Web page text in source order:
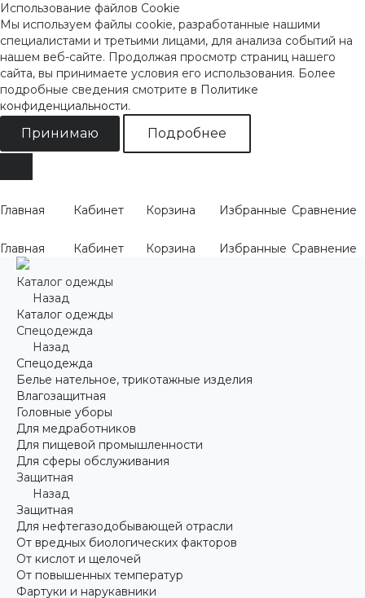
Использование файлов Cookie
Мы используем файлы cookie, разработанные нашими
специалистами и третьими лицами, для анализа событий на
нашем веб-сайте. Продолжая просмотр страниц нашего
сайта, вы принимаете условия его использования. Более
подробные сведения смотрите в Политике
конфиденциальности.
Принимаю Подробнее
Главная Кабинет Корзина Избранные Сравнение
Главная Кабинет Корзина Избранные Сравнение
Каталог одежды
Назад
Каталог одежды
Спецодежда
Назад
Спецодежда
Белье нательное, трикотажные изделия
Влагозащитная
Головные уборы
Для медработников
Для пищевой промышленности
Для сферы обслуживания
Защитная
Назад
Защитная
Для нефтегазодобывающей отрасли
От вредных биологических факторов
От кислот и щелочей
От повышенных температур
Фартуки и нарукавники